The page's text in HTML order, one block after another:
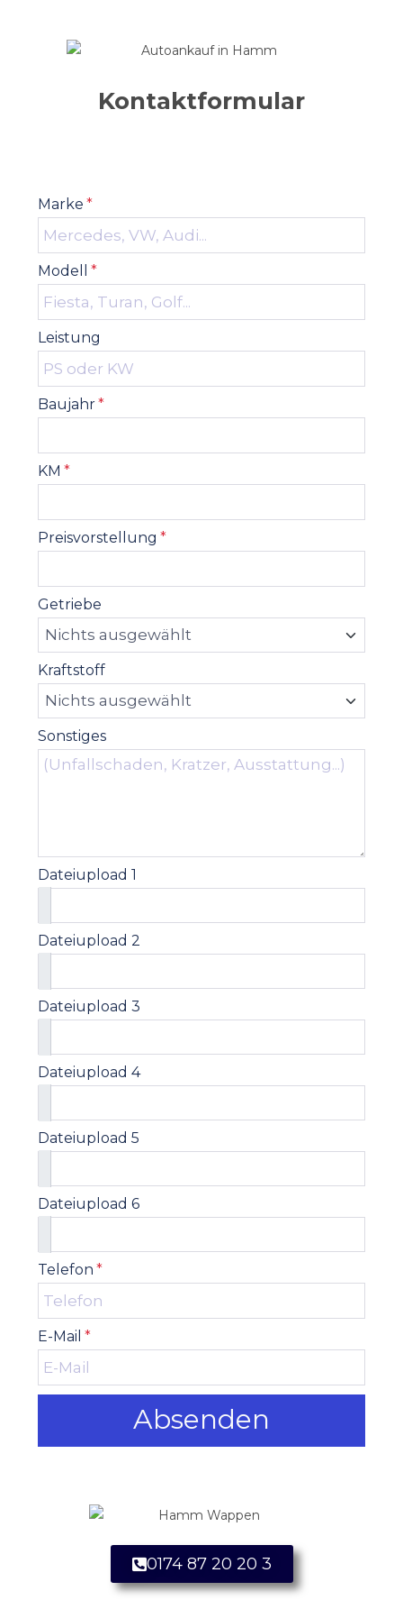
Kontaktformular
Marke *
Modell *
Leistung
Baujahr*
KM *
Preisvorstellung *
Getriebe
Kraftstoff
Sonstiges
Dateiupload 1
Dateiupload 2
Dateiupload 3
Dateiupload 4
Dateiupload 5
Dateiupload 6
Telefon *
E-Mail *
Absenden
0174 87 20 20 3